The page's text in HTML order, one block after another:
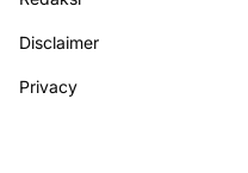
Disclaimer
Privacy